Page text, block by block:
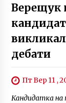
Верещук
дебати
Пт Вер 11 ,
Кандидатка на